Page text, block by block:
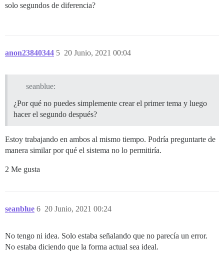
solo segundos de diferencia?
anon23840344 20 Junio, 2021 00:04
5
seanblue:
¿Por qué no puedes simplemente crear el primer tema y luego
hacer el segundo después?
Estoy trabajando en ambos al mismo tiempo. Podría preguntarte de
manera similar por qué el sistema no lo permitiría.
2 Me gusta
seanblue 20 Junio, 2021 00:24
6
No tengo ni idea. Solo estaba señalando que no parecía un error.
No estaba diciendo que la forma actual sea ideal.